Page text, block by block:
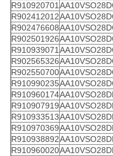
R910920701
R902412012
R902476608
R902501926
R910939071
R902565326
R902550700
R910990235
R910960174
R910907919
R910933513
R910970369
R910938892
R910960020